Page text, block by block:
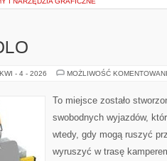
KWI - 4 - 2026 MOŻLIWOŚĆ
To miejsce zostało
swobodnych wyjazdów,
wtedy, gdy mogą ruszyć
wyruszyć w trasę